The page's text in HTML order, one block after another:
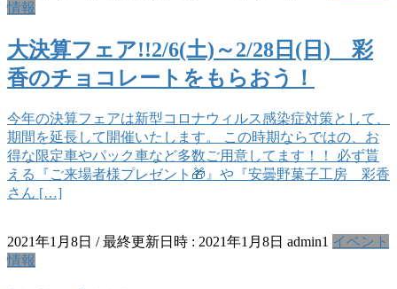
情報
大決算フェア!!2/6(土)～2/28日(日) 彩
香のチョコレートをもらおう！
今年の決算フェアは新型コロナウィルス感染症対策として、
期間を延長して開催いたします。 この時期ならではの、お
得な限定車やパック車など多数ご用意してます！！ 必ず貰
える『ご来場者様プレゼント🎁』や『安曇野菓子工房 彩香
さん […]
2021年1月8日 / 最終更新日時 : 2021年1月8日 admin1 イベント
情報